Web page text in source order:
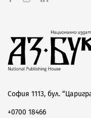
София 1113, бул.
+0700 18466